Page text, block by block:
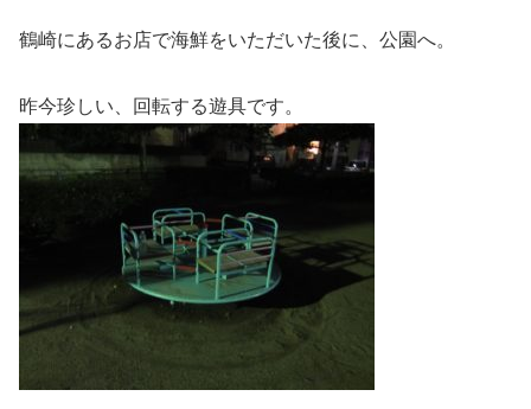
鶴崎にあるお店で海鮮をいただいた後に、公園へ。
昨今珍しい、回転する遊具です。